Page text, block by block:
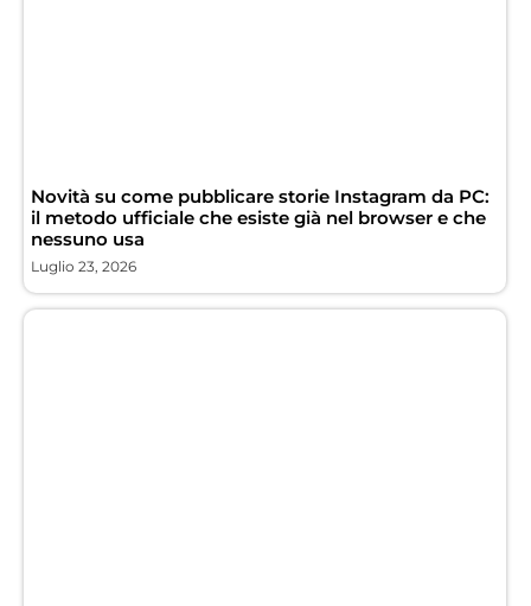
Novità su come pubblicare storie Instagram da PC:
il metodo ufficiale che esiste già nel browser e che
nessuno usa
Luglio 23, 2026